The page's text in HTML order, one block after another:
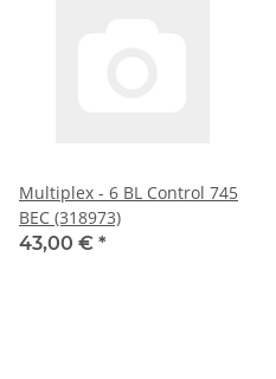
Multiplex - 6 BL Control 745
BEC (318973)
43,00 € *